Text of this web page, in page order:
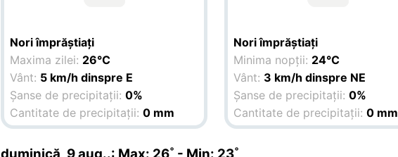
Nori împrăștiați
Maxima zilei: 26°C
Vânt: 5 km/h dinspre E
Șanse de precipitații:0%
Cantitate de precipitații:0 mm
Nori împrăștiați
Minima nopții: 24°C
Vânt: 3 km/h dinspre NE
Șanse de precipitații:0%
Cantitate de precipitații:0 mm